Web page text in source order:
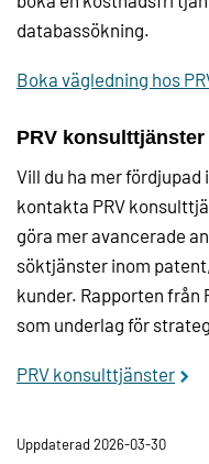
databassökning.
Boka vägledning hos
PRV konsulttjänster
Vill du ha mer
kontakta PRV
göra mer avancerade
söktjänster inom
kunder. Rapporten från
som underlag för
PRV konsulttjänster
Uppdaterad 2026-03-30